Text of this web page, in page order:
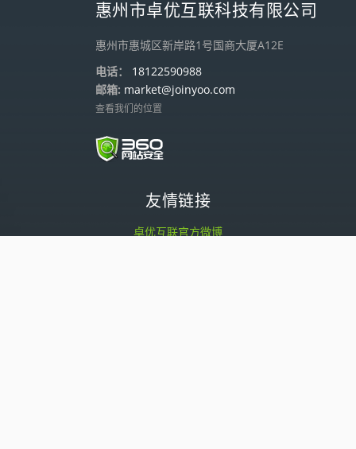
惠州市卓优互联科技有限公司
惠州市惠城区新岸路1号国商大厦A12E
电话：
18122590988
邮箱: market@joinyoo.com
查看我们的位置
友情链接
卓优互联官方微博